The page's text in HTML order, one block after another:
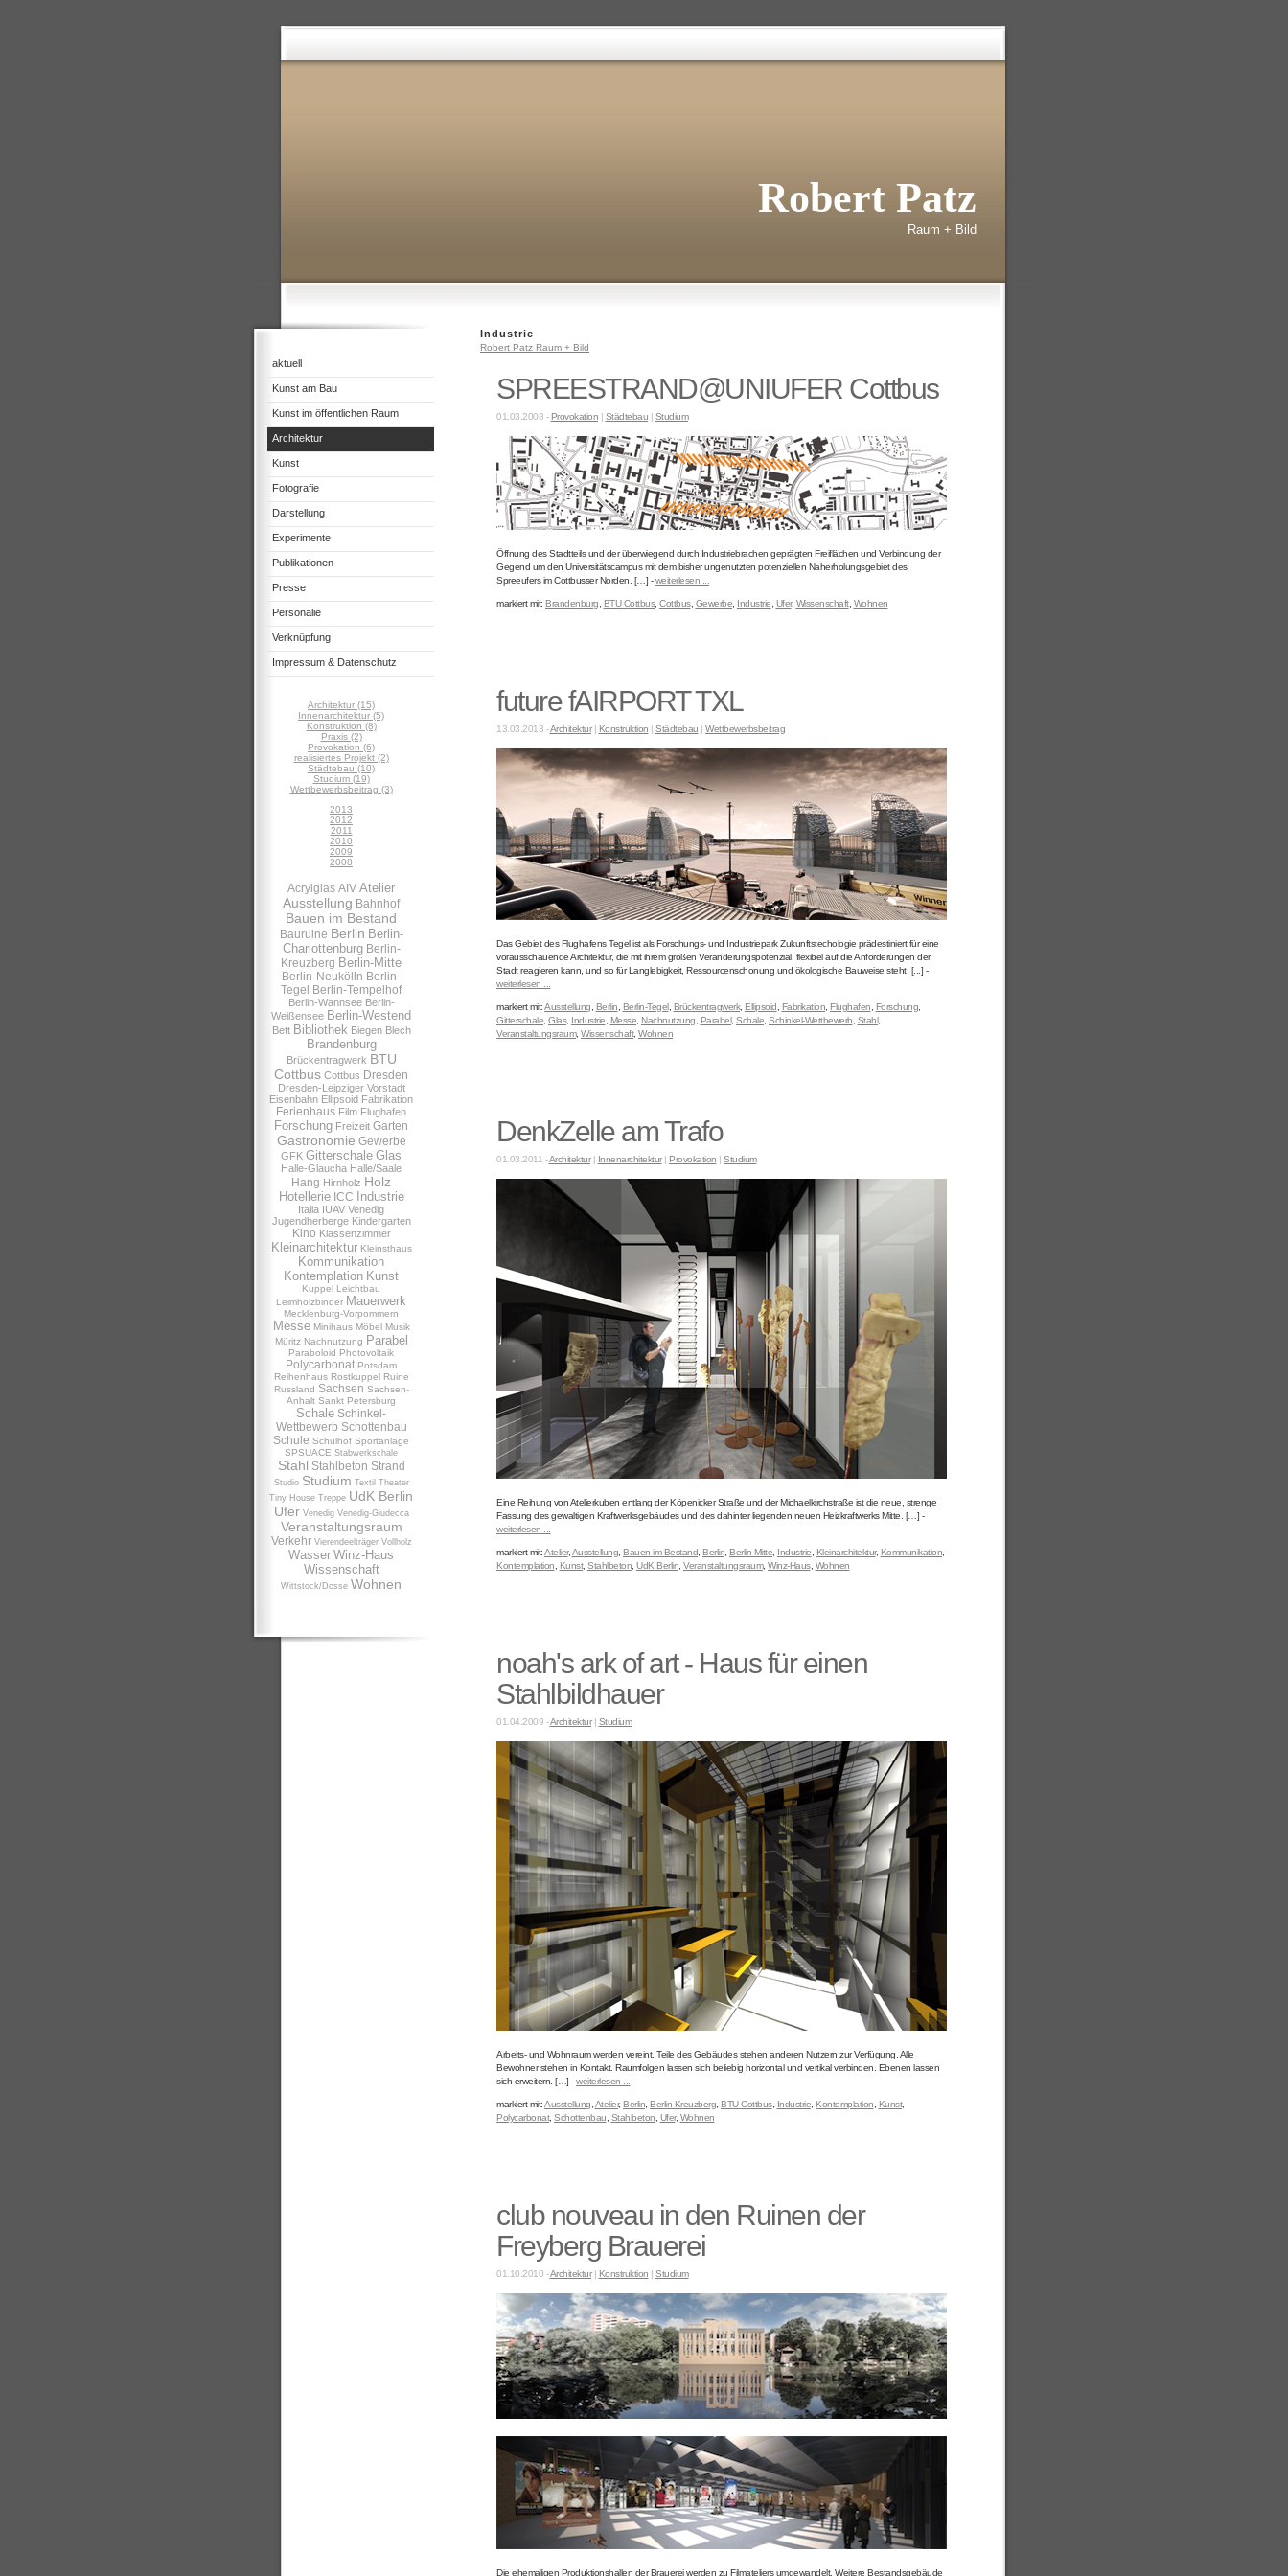
Robert Patz
Raum + Bild
aktuell
Kunst am Bau
Kunst im öffentlichen Raum
Architektur
Kunst
Fotografie
Darstellung
Experimente
Publikationen
Presse
Personalie
Verknüpfung
Impressum & Datenschutz
Architektur (15)
Innenarchitektur (5)
Konstruktion (8)
Praxis (2)
Provokation (6)
realisiertes Projekt (2)
Städtebau (10)
Studium (19)
Wettbewerbsbeitrag (3)
2013
2012
2011
2010
2009
2008
Acrylglas AIV Atelier
Ausstellung Bahnhof
Bauen im Bestand
Bauruine Berlin Berlin-
Charlottenburg Berlin-
Kreuzberg Berlin-Mitte
Berlin-Neukölln Berlin-
Tegel
Berlin-Tempelhof
Berlin-Wannsee Berlin-
Weißensee Berlin-Westend
Bett Bibliothek Biegen Blech
Brandenburg
Brückentragwerk BTU
Cottbus Cottbus Dresden
Dresden-Leipziger Vorstadt
Eisenbahn Ellipsoid Fabrikation
Ferienhaus Film Flughafen
Forschung Freizeit Garten
Gastronomie Gewerbe
GFK Gitterschale Glas
Halle-Glaucha Halle/Saale
Hang Hirnholz Holz
Hotellerie ICC Industrie
Italia IUAV Venedig
Jugendherberge Kindergarten
Kino Klassenzimmer
Kleinarchitektur Kleinsthaus
Kommunikation
Kontemplation Kunst
Kuppel Leichtbau
Leimholzbinder Mauerwerk
Mecklenburg-Vorpommern
Messe Minihaus Möbel Musik
Müritz Nachnutzung Parabel
Paraboloid Photovoltaik
Polycarbonat Potsdam
Reihenhaus Rostkuppel Ruine
Russland Sachsen Sachsen-
Anhalt Sankt Petersburg
Schale Schinkel-
Wettbewerb Schottenbau
Schule Schulhof Sportanlage
SPSUACE Stabwerkschale
Stahl Stahlbeton Strand
Studio Studium Textil Theater
Tiny House Treppe UdK Berlin
Ufer Venedig Venedig-Giudecca
Veranstaltungsraum
Verkehr Vierendeelträger Vollholz
Wasser Winz-Haus
Wissenschaft
Wittstock/Dosse Wohnen
Industrie
Robert Patz Raum + Bild
SPREESTRAND@UNIUFER Cottbus
01.03.2008 - Provokation | Städtebau | Studium
Öffnung des Stadtteils und der überwiegend durch Industriebrachen geprägten Freiflächen und Verbindung der
Gegend um den Universitätscampus mit dem bisher ungenutzten potenziellen Naherholungsgebiet des
Spreeufers im Cottbusser Norden. […] -weiterlesen ...
markiert mit: Brandenburg BTU Cottbus, Cottbus, Gewerbe Industrie Ufer, Wissenschaft, Wohnen
future fAIRPORT TXL
13.03.2013 -Architektur| Konstruktion | Städtebau | Wettbewerbsbeitrag
Das Gebiet des Flughafens Tegel ist als Forschungs- und Industriepark Zukunftstechologie prädestiniert für eine
vorausschauende Architektur, die mit ihrem großen Veränderungspotenzial, flexibel auf die Anforderungen der
Stadt reagieren kann, und so für Langlebigkeit, Ressourcenschonung und ökologische Bauweise steht. [...] -
weiterlesen ...
markiert mit:Ausstellung Berlin Berlin-Tegel, Brückentragwerk, Ellipsoid Fabrikation Flughafen Forschung
Gitterschale Glas, Industrie Messe Nachnutzung Parabel, Schale Schinkel-Wettbewerb Stahl,
Veranstaltungsraum, Wissenschaft, Wohnen
DenkZelle am Trafo
01.03.2011 -Architektur| Innenarchitektur| Provokation | Studium
Eine Reihung von Atelierkuben entlang der Köpenicker Straße und der Michaelkirchstraße ist die neue, strenge
Fassung des gewaltigen Kraftwerksgebäudes und des dahinter liegenden neuen Heizkraftwerks Mitte. […] -
weiterlesen ...
markiert mit:Atelier, Ausstellung Bauen im Bestand Berlin Berlin-Mitte Industrie Kleinarchitektur, Kommunikation
Kontemplation
Kunst, Stahlbeton UdK Berlin Veranstaltungsraum, Winz-Haus, Wohnen
noah's ark of art - Haus für einen
Stahlbildhauer
01.04.2009 -Architektur| Studium
Arbeits- und Wohnraum werden vereint. Teile des Gebäudes stehen anderen Nutzern zur Verfügung. Alle
Bewohner stehen in Kontakt. Raumfolgen lassen sich beliebig horizontal und vertikal verbinden. Ebenen lassen
sich erweitern. […] -weiterlesen ...
markiert mit:Ausstellung Atelier, Berlin Berlin-Kreuzberg BTU Cottbus, Industrie Kontemplation Kunst,
Polycarbonat, Schottenbau Stahlbeton Ufer, Wohnen
club nouveau in den Ruinen der
Freyberg Brauerei
01.10.2010 -Architektur| Konstruktion | Studium
Die ehemaligen Produktionshallen der Brauerei werden zu Filmateliers umgewandelt. Weitere Bestandsgebäude